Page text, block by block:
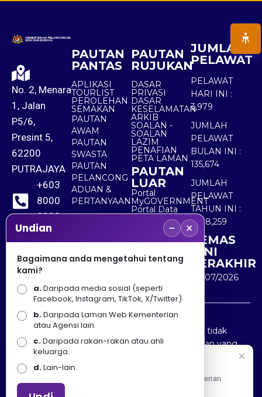
No. 2, Menara
1, Jalan
P5/6,
Presint 5,
62200
PUTRAJAYA
+603
8000
8000
+603
8891
7100
PAUTAN
PANTAS
APLIKASI
TOURLIST
PEROLEHAN
SEMAKAN
PAUTAN
AWAM
PAUTAN
SWASTA
PAUTAN
PELANCONG
ADUAN &
PERTANYAAN
PAUTAN
RUJUKAN
DASAR
PRIVASI
DASAR
KESELAMATAN
ARKIB
SOALAN -
SOALAN
LAZIM
PENAFIAN
PETA LAMAN
PAUTAN
LUAR
Portal
MyGOVERNMENT
Portal Data
Terbuka
Sektor Awam
JUMLAH
PELAWAT
PELAWAT
HARI INI :
3,979
JUMLAH
PELAWAT
BULAN INI :
135,674
JUMLAH
PELAWAT
TAHUN INI :
5,538,259
KEMAS
KINI
TERAKHIR
30/07/2026
Penafian : Kerajaan Malaysia dan Kementerian
Pelancongan Seni dan Budaya (MOTAC) adalah tidak
bertanggungjawab atas kehilangan atau kerugian yang
disebabkan oleh penggunaan mana-mana maklumat
yang diperolehi dari portal ini.
Undian − ×
Bagaimana anda mengetahui tentang
kami?
a.Daripada media sosial (seperti
Facebook, Instagram, TikTok, X/Twitter)
b.Daripada Laman Web Kementerian
atau Agensi lain.
c.Daripada rakan-rakan atau ahli
keluarga.
d.Lain-lain.
Apa Khabar! Selamat datang ke Portal Rasmi Kementerian
Pelancongan, Seni dan Budaya